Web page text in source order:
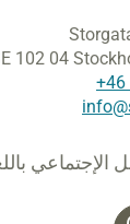
102 04